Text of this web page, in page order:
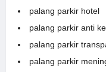
palang parkir hotel
palang parkir anti
palang parkir
palang parkir